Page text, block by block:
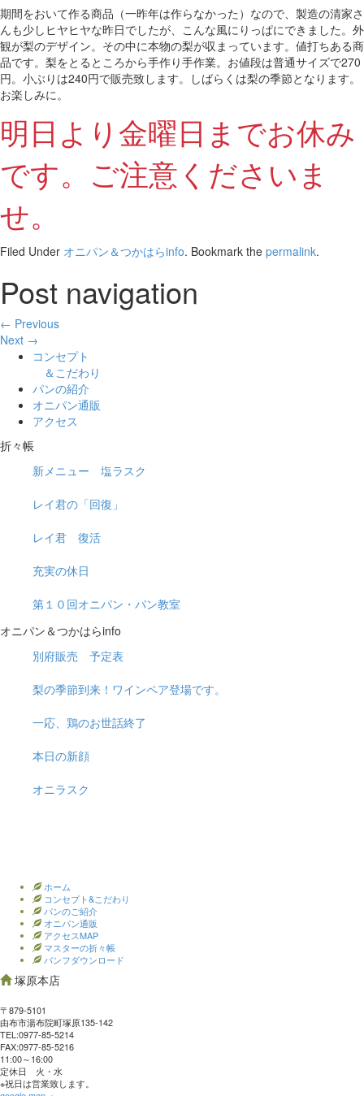
期間をおいて作る商品（一昨年は作らなかった）なので、製造の清家さ
んも少しヒヤヒヤな昨日でしたが、こんな風にりっぱにできました。外
観が梨のデザイン。その中に本物の梨が収まっています。値打ちある商
品です。梨をとるところから手作り手作業。お値段は普通サイズで270
円。小ぶりは240円で販売致します。しばらくは梨の季節となります。
お楽しみに。
明日より金曜日までお休み
です。ご注意くださいま
せ。
Filed Under オニパン＆つかはらinfo. Bookmark the permalink.
Post navigation
← Previous
Next →
コンセプト
＆こだわり
パンの紹介
オニパン通販
アクセス
折々帳
新メニュー 塩ラスク
レイ君の「回復」
レイ君 復活
充実の休日
第１０回オニパン・パン教室
オニパン＆つかはらinfo
別府販売 予定表
梨の季節到来！ワインペア登場です。
一応、鶏のお世話終了
本日の新顔
オニラスク
ホーム
コンセプト&こだわり
パンのご紹介
オニパン通販
アクセスMAP
マスターの折々帳
パンフダウンロード
塚原本店
〒879-5101
由布市湯布院町塚原135-142
TEL:0977‐85-5214
FAX:0977‐85-5216
11:00～16:00
定休日 火・水
※祝日は営業致します。